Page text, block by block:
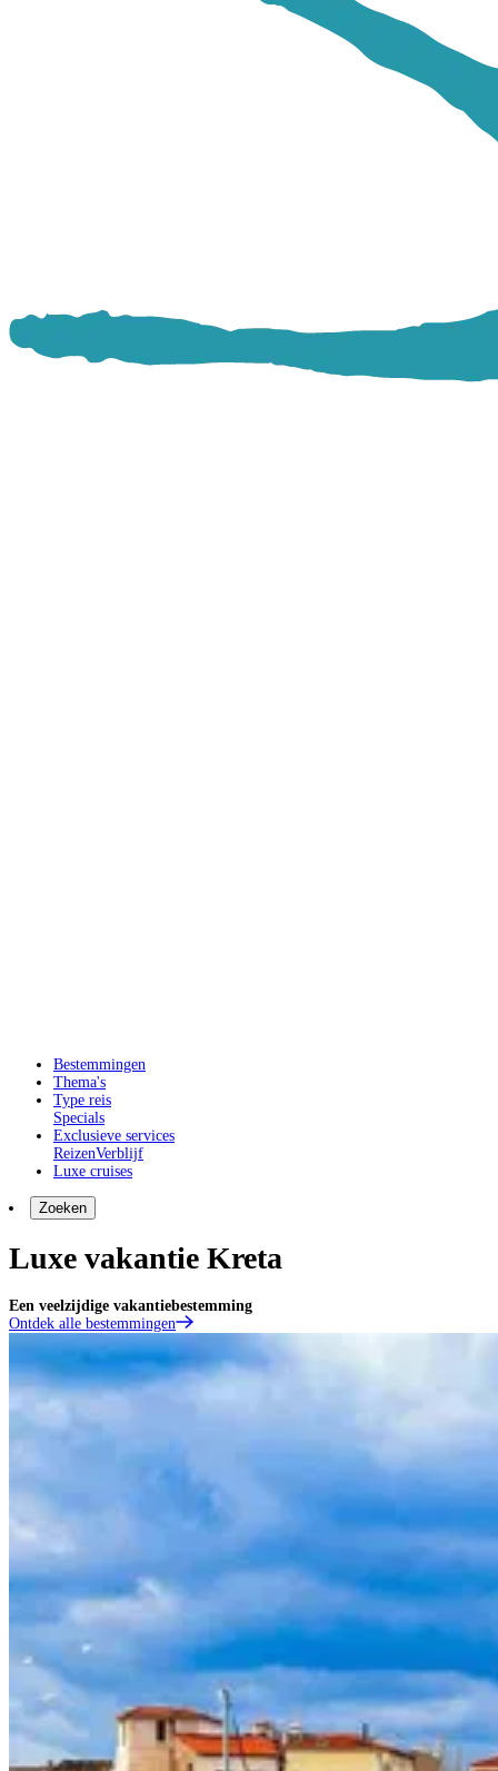
Bestemmingen
Thema's
Type reis
Specials
Exclusieve services
ReizenVerblijf
Luxe cruises
Zoeken
Luxe vakantie Kreta
Een veelzijdige vakantiebestemming
Ontdek alle bestemmingen